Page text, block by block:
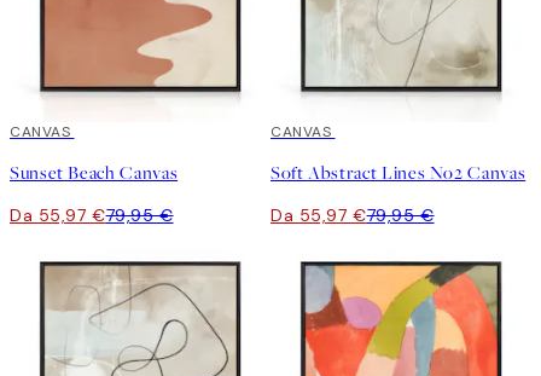
30%*
CANVAS
Sunset Beach Canvas
Da 55,97 €79,95 €
30%*
CANVAS
Soft Abstract Lines No2 Canvas
Da 55,97 €79,95 €